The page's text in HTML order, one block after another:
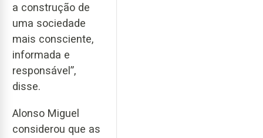
a construção de
uma sociedade
mais consciente,
informada e
responsável”,
disse.
Alonso Miguel
considerou que as